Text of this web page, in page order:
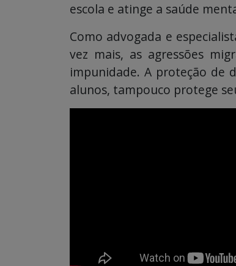
escola e atinge a saúde
Como advogada e
vez mais, as agressões
impunidade. A proteção de
alunos, tampouco protege